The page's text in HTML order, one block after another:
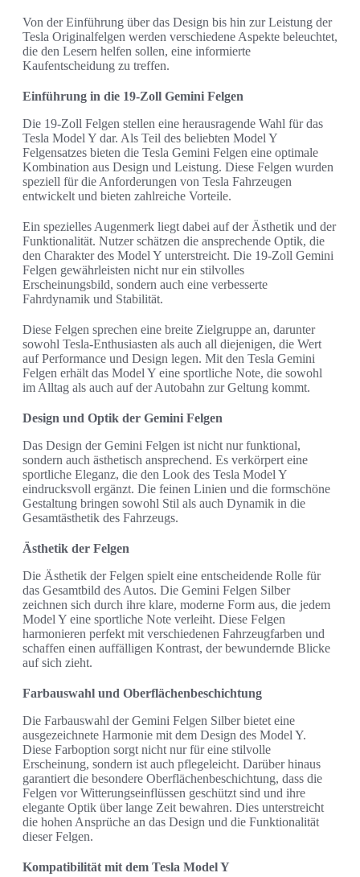
Von der Einführung über das Design bis hin zur Leistung der
Tesla Originalfelgen werden verschiedene Aspekte beleuchtet,
die den Lesern helfen sollen, eine informierte
Kaufentscheidung zu treffen.
Einführung in die 19-Zoll Gemini Felgen
Die 19-Zoll Felgen stellen eine herausragende Wahl für das
Tesla Model Y dar. Als Teil des beliebten Model Y
Felgensatzes bieten die Tesla Gemini Felgen eine optimale
Kombination aus Design und Leistung. Diese Felgen wurden
speziell für die Anforderungen von Tesla Fahrzeugen
entwickelt und bieten zahlreiche Vorteile.
Ein spezielles Augenmerk liegt dabei auf der Ästhetik und der
Funktionalität. Nutzer schätzen die ansprechende Optik, die
den Charakter des Model Y unterstreicht. Die 19-Zoll Gemini
Felgen gewährleisten nicht nur ein stilvolles
Erscheinungsbild, sondern auch eine verbesserte
Fahrdynamik und Stabilität.
Diese Felgen sprechen eine breite Zielgruppe an, darunter
sowohl Tesla-Enthusiasten als auch all diejenigen, die Wert
auf Performance und Design legen. Mit den Tesla Gemini
Felgen erhält das Model Y eine sportliche Note, die sowohl
im Alltag als auch auf der Autobahn zur Geltung kommt.
Design und Optik der Gemini Felgen
Das Design der Gemini Felgen ist nicht nur funktional,
sondern auch ästhetisch ansprechend. Es verkörpert eine
sportliche Eleganz, die den Look des Tesla Model Y
eindrucksvoll ergänzt. Die feinen Linien und die formschöne
Gestaltung bringen sowohl Stil als auch Dynamik in die
Gesamtästhetik des Fahrzeugs.
Ästhetik der Felgen
Die Ästhetik der Felgen spielt eine entscheidende Rolle für
das Gesamtbild des Autos. Die Gemini Felgen Silber
zeichnen sich durch ihre klare, moderne Form aus, die jedem
Model Y eine sportliche Note verleiht. Diese Felgen
harmonieren perfekt mit verschiedenen Fahrzeugfarben und
schaffen einen auffälligen Kontrast, der bewundernde Blicke
auf sich zieht.
Farbauswahl und Oberflächenbeschichtung
Die Farbauswahl der Gemini Felgen Silber bietet eine
ausgezeichnete Harmonie mit dem Design des Model Y.
Diese Farboption sorgt nicht nur für eine stilvolle
Erscheinung, sondern ist auch pflegeleicht. Darüber hinaus
garantiert die besondere Oberflächenbeschichtung, dass die
Felgen vor Witterungseinflüssen geschützt sind und ihre
elegante Optik über lange Zeit bewahren. Dies unterstreicht
die hohen Ansprüche an das Design und die Funktionalität
dieser Felgen.
Kompatibilität mit dem Tesla Model Y